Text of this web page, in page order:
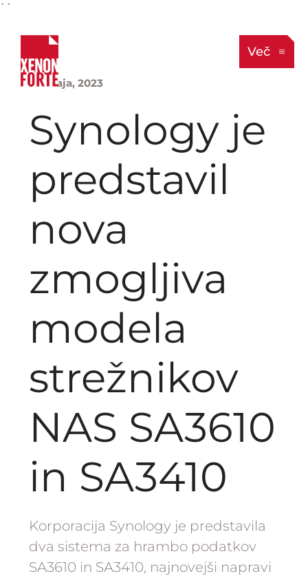
``
Več
18. maja, 2023
Synology je
predstavil
nova
zmogljiva
modela
strežnikov
NAS SA3610
in SA3410
Korporacija Synology je predstavila
dva sistema za hrambo podatkov
SA3610 in SA3410, najnovejši napravi